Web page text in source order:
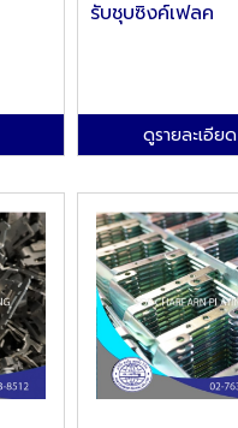
รับชุบซิงค์เฟลค
ดูรายละเอียด